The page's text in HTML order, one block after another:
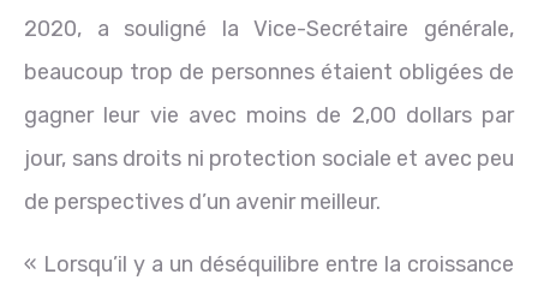
2020, a souligné la Vice-Secrétaire générale,
beaucoup trop de personnes étaient obligées de
gagner leur vie avec moins de 2,00 dollars par
jour, sans droits ni protection sociale et avec peu
de perspectives d’un avenir meilleur.
« Lorsqu’il y a un déséquilibre entre la croissance